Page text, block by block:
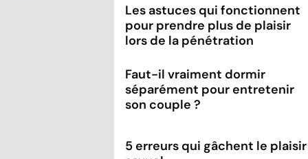
Les astuces qui fonctionnent
pour prendre plus de plaisir
lors de la pénétration
Faut-il vraiment dormir
séparément pour entretenir
son couple ?
5 erreurs qui gâchent le plaisir